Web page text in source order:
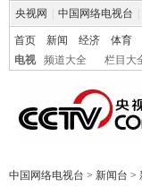
央视网 中国网络电视台
首页 新闻 经济 体育
电视
频道大全 栏目大
中国网络电视台 > 新闻台 >